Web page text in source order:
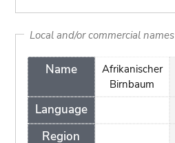
Local and/or commercial names
Name
Language
Region
Afrikanischer
Birnbaum